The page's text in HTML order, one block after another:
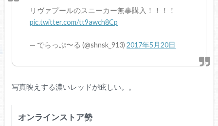
リヴァプールのスニーカー無事購入！！！！
pic.twitter.com/tt9awch8Cp
— でらっぷ〜る (@shnsk_913)2017年5月20日
写真映えする濃いレッドが眩しい。。
オンラインストア勢